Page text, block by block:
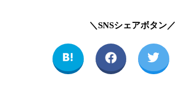
＼SNSシェアボタン／